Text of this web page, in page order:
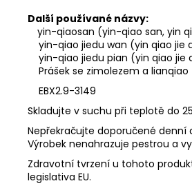
Další používané názvy:
yin-qiaosan (yin-qiao san, yin
yin-qiao jiedu wan (yin qiao jie
yin-qiao jiedu pian (yin qiao jie
Prášek se zimolezem a lianqiao
EBX2.9-3149
Skladujte v suchu při teplotě do
Nepřekračujte doporučené denní
Výrobek nenahrazuje pestrou a
Zdravotní tvrzení u tohoto
legislativa EU.